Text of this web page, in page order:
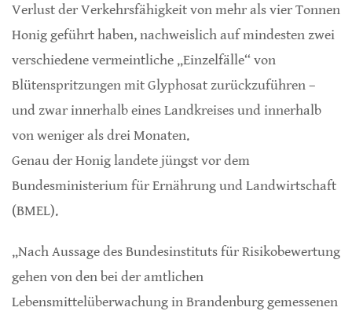
Verlust der Verkehrsfähigkeit von mehr als vier Tonnen
Honig geführt haben, nachweislich auf mindesten zwei
verschiedene vermeintliche „Einzelfälle“ von
Blütenspritzungen mit Glyphosat zurückzuführen –
und zwar innerhalb eines Landkreises und innerhalb
von weniger als drei Monaten.
Genau der Honig landete jüngst vor dem
Bundesministerium für Ernährung und Landwirtschaft
(BMEL).
„Nach Aussage des Bundesinstituts für Risikobewertung
gehen von den bei der amtlichen
Lebensmittelüberwachung in Brandenburg gemessenen